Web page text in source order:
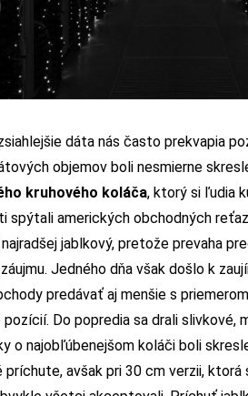
dáta nás často prekvapia
objemov boli nesmierne
kruhového koláča, ktorý si ľudia
spýtali amerických obchodných
jablkový, pretože prevaha
Jedného dňa však došlo k
predávať aj menšie s
Do popredia sa drali slivkové,
o najobľúbenejšom koláči boli
avšak pri 30 cm verzii, ktorá